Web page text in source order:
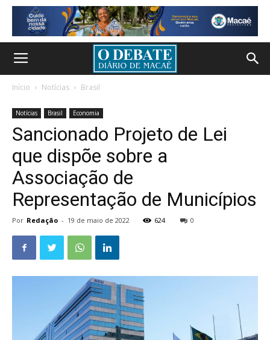
Início Notícias Brasil
Notícias Brasil Economia
Sancionado Projeto de Lei
que dispõe sobre a
Associação de
Representação de Municípios
Por Redação - 19 de maio de 2022 624 0